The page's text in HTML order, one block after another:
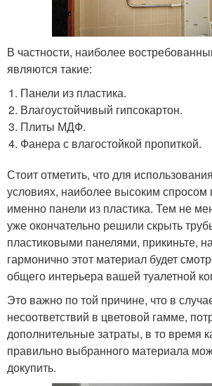
В частности, наиболее
являются такие:
Панели из пластика.
Влагоустойчивый гипсокартон.
Плиты МДФ.
Фанера с влагостойкой пропиткой.
Стоит отметить, что для
условиях, наиболее высоким спросом
именно панели из пластика. Тем не
уже окончательно решили скрыть
пластиковыми панелями, прикиньте,
гармонично этот материал будет
общего интерьера вашей туалетной
Это важно по той причине, что в
несоответствий в цветовой гамме,
дополнительные затраты, в то время
правильно выбранного материала
докупить.